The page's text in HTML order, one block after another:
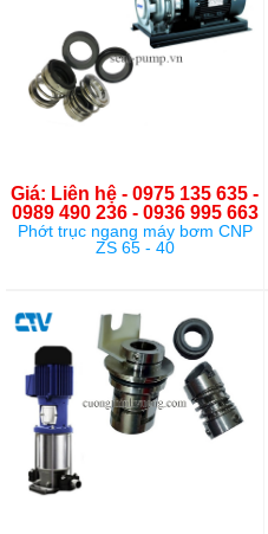
Giá: Liên hệ - 0975 135 635 -
0989 490 236 - 0936 995 663
Phớt trục ngang máy bơm CNP
ZS 65 - 40